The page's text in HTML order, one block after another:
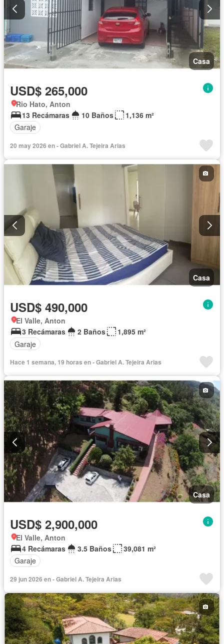
Casa
USD$ 265,000
Rio Hato, Anton
13 Recámaras
10 Baños
1,136 m²
Garaje
20 may 2026 en - Gabriel A. Tejeira Arias
Casa
USD$ 490,000
El Valle, Anton
3 Recámaras
2 Baños
1,895 m²
Garaje
Hace 1 semana, 19 horas en - Gabriel A. Tejeira Arias
Casa
USD$ 2,900,000
El Valle, Anton
4 Recámaras
3.5 Baños
39,081 m²
Garaje
29 jun 2026 en - Gabriel A. Tejeira Arias